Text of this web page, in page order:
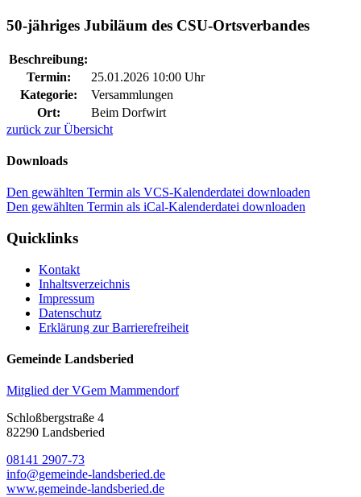
50-jähriges Jubiläum des CSU-Ortsverbandes
Beschreibung:
Termin:
25.01.2026 10:00 Uhr
Kategorie:
Versammlungen
Ort:
Beim Dorfwirt
zurück zur Übersicht
Downloads
Den gewählten Termin als VCS-Kalenderdatei downloaden
Den gewählten Termin als iCal-Kalenderdatei downloaden
Quicklinks
Kontakt
Inhaltsverzeichnis
Impressum
Datenschutz
Erklärung zur Barrierefreiheit
Gemeinde Landsberied
Mitglied der VGem Mammendorf
Schloßbergstraße 4
82290 Landsberied
08141 2907-73
info@gemeinde-landsberied.de
www.gemeinde-landsberied.de